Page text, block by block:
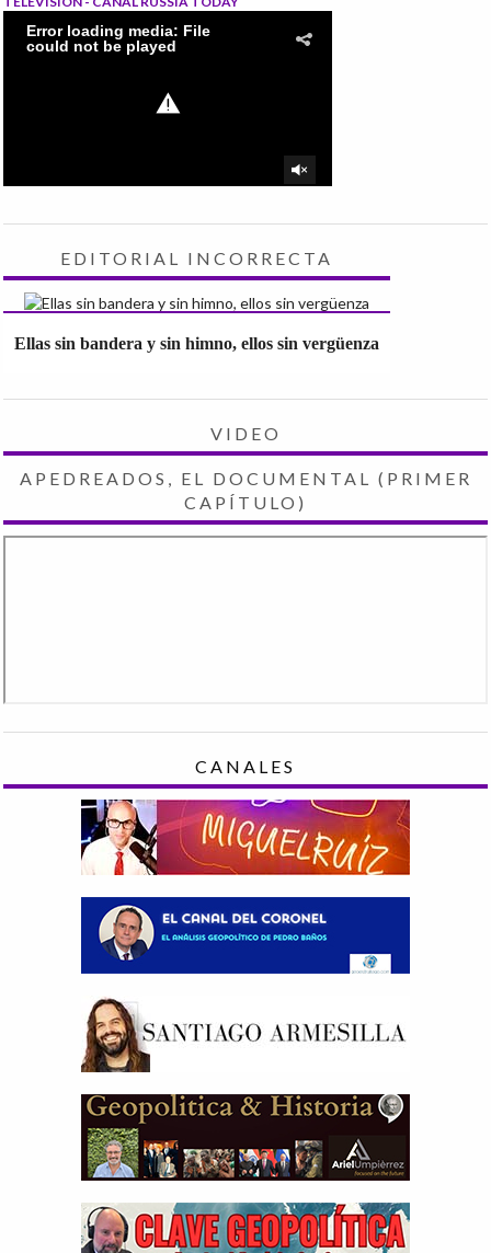
EDITORIAL INCORRECTA
Ellas sin bandera y sin himno, ellos sin vergüenza
VIDEO
APEDREADOS, EL DOCUMENTAL (PRIMER
CAPÍTULO)
CANALES